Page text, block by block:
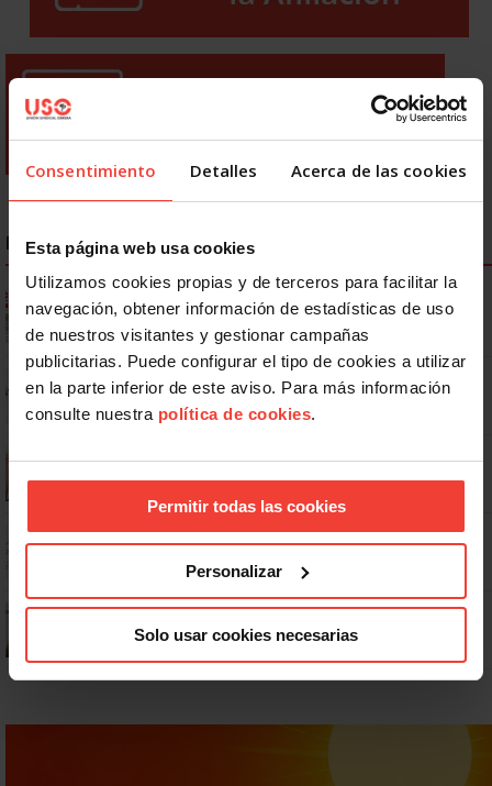
Consentimiento Detalles Acerca de las cookies
Esta página web usa cookies
Utilizamos cookies propias y de terceros para facilitar la
navegación, obtener información de estadísticas de uso
de nuestros visitantes y gestionar campañas
publicitarias. Puede configurar el tipo de cookies a utilizar
en la parte inferior de este aviso. Para más información
consulte nuestra política de cookies.
Permitir todas las cookies
Personalizar
Solo usar cookies necesarias
NOTICIAS MÁS LEÍDAS
Ya os podéis descargar la app de USO
No: si un festivo cae en sábado, no tienen por qué darte un día
libre
Dudas frecuentes sobre las vacaciones
¿Puedo viajar estando de baja?